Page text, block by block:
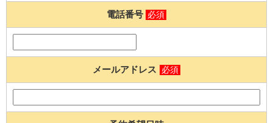
電話番号 必須
メールアドレス 必須